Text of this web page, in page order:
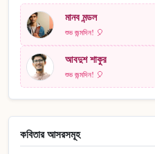
মানব মন্ডল
শুভ জন্মদিন! 🎈
আবদুশ শাকুর
শুভ জন্মদিন! 🎈
কবিতার আসরসমূহ